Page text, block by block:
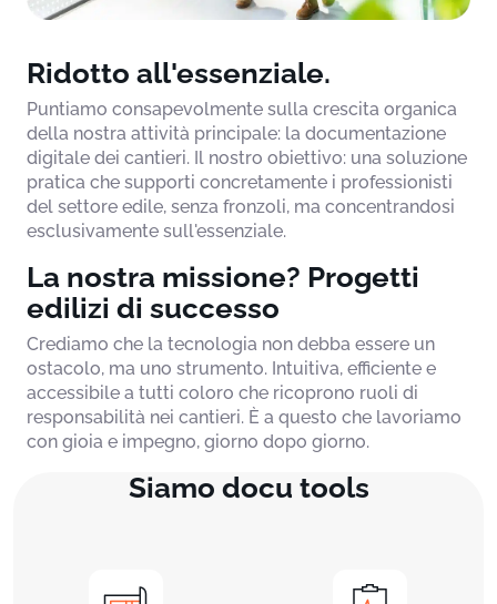
Ridotto all'essenziale.
Puntiamo consapevolmente sulla crescita organica
della nostra attività principale: la documentazione
digitale dei cantieri. Il nostro obiettivo: una soluzione
pratica che supporti concretamente i professionisti
del settore edile, senza fronzoli, ma concentrandosi
esclusivamente sull'essenziale.
La nostra missione? Progetti
edilizi di successo
Crediamo che la tecnologia non debba essere un
ostacolo, ma uno strumento. Intuitiva, efficiente e
accessibile a tutti coloro che ricoprono ruoli di
responsabilità nei cantieri. È a questo che lavoriamo
con gioia e impegno, giorno dopo giorno.
Siamo docu tools